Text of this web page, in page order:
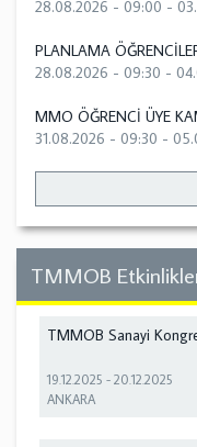
28.08.2026 - 09:00 -
PLANLAMA
28.08.2026 - 09:30 -
MMO ÖĞRENCİ ÜYE
31.08.2026 - 09:30 -
TMMOB
TMMOB Sanayi
19.12.2025 -20.12.2025
ANKARA